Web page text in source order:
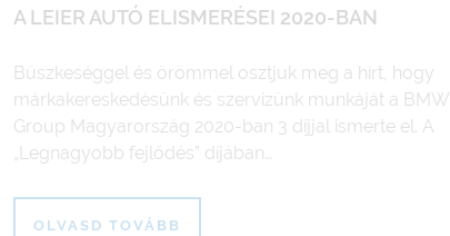
A LEIER AUTÓ ELISMERÉSEI 2020-BAN
Büszkeséggel és örömmel osztjuk meg a hírt, hogy
márkakereskedésünk és szervizünk munkáját a BMW
Group Magyarország 2020-ban 3 díjjal ismerte el. A
„Legnagyobb fejlődés” díjában…
OLVASD TOVÁBB